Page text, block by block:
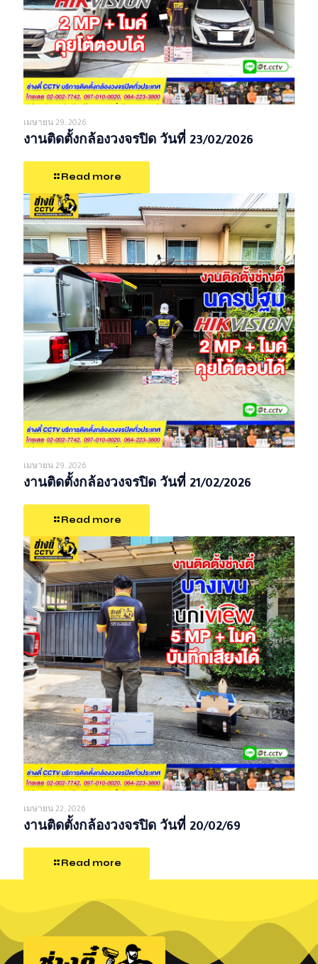
เมษายน 29, 2026
งานติดตั้งกล้องวงจรปิด วันที่ 23/02/2026
Read more
เมษายน 29, 2026
งานติดตั้งกล้องวงจรปิด วันที่ 21/02/2026
Read more
เมษายน 22, 2026
งานติดตั้งกล้องวงจรปิด วันที่ 20/02/69
Read more